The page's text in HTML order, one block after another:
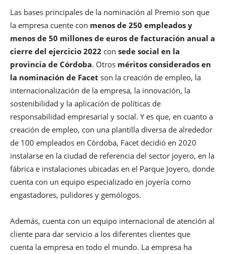
Las bases principales de la nominación al Premio son que
la empresa cuente con menos de 250 empleados y
menos de 50 millones de euros de facturación anual a
cierre del ejercicio 2022 con sede social en la
provincia de Córdoba. Otros méritos considerados en
la nominación de Facet son la creación de empleo, la
internacionalización de la empresa, la innovación, la
sostenibilidad y la aplicación de políticas de
responsabilidad empresarial y social. Y es que, en cuanto a
creación de empleo, con una plantilla diversa de alrededor
de 100 empleados en Córdoba, Facet decidió en 2020
instalarse en la ciudad de referencia del sector joyero, en la
fábrica e instalaciones ubicadas en el Parque Joyero, donde
cuenta con un equipo especializado en joyería como
engastadores, pulidores y gemólogos.
Además, cuenta con un equipo internacional de atención al
cliente para dar servicio a los diferentes clientes que
cuenta la empresa en todo el mundo. La empresa ha